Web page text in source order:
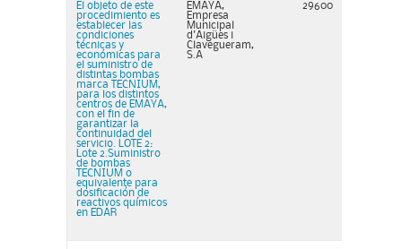
El objeto de este
procedimiento es
establecer las
condiciones
técnicas y
económicas para
el suministro de
distintas bombas
marca TECNIUM,
para los distintos
centros de EMAYA,
con el fin de
garantizar la
continuidad del
servicio. LOTE 2:
Lote 2.Suministro
de bombas
TECNIUM o
equivalente para
dosificación de
reactivos químicos
en EDAR
EMAYA,
Empresa
Municipal
d'Aigües i
Clavegueram,
S.A
29600